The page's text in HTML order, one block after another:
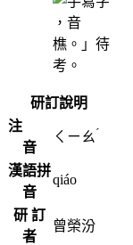
，音
樵。」待
考。
研訂說明
注
音
ㄑㄧㄠ ˊ
漢語拼
音
qiáo
研 訂
者
曾榮汾